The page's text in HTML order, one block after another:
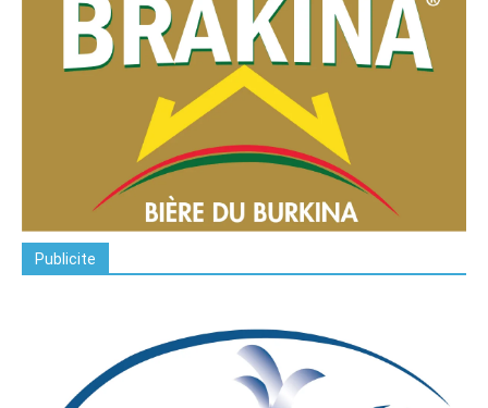
Publicite